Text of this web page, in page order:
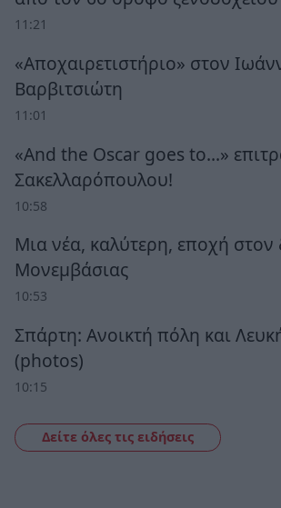
11:21
«Αποχαιρετιστήριο» στον
Βαρβιτσιώτη
11:01
«And the Oscar goes to...»
Σακελλαρόπουλου!
10:58
Μια νέα, καλύτερη, εποχή
Μονεμβάσιας
10:53
Σπάρτη: Ανοικτή πόλη και
(photos)
10:15
Δείτε όλες τις ειδήσεις